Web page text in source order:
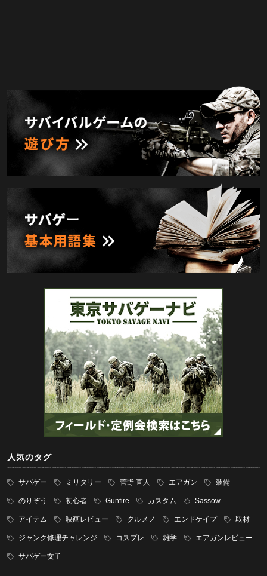
人気のタグ
サバゲー ミリタリー 菅野 直人 エアガン 装備
のりぞう 初心者 Gunfire カスタム Sassow
アイテム 映画レビュー クルメノ エンドケイプ 取材
ジャンク修理チャレンジ コスプレ 雑学 エアガンレビュー
サバゲー女子